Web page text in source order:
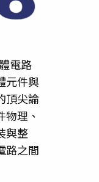
電路
元件與
頂尖論
理、
與整
路之間